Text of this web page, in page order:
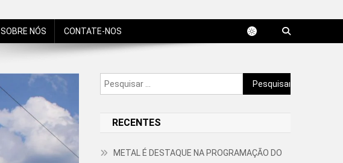
SOBRE NÓS CONTATE-NOS
Pesquisar
por:
RECENTES
METAL É DESTAQUE NA PROGRAMAÇÃO DO